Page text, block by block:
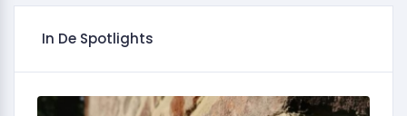
In De Spotlights